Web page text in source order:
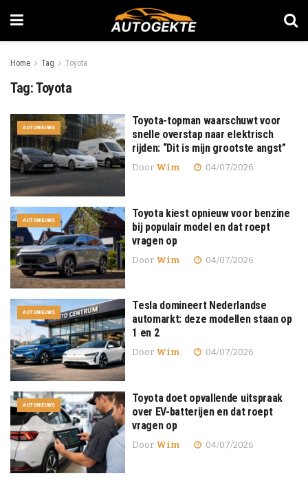
Home Tag Toyota
Tag:Toyota
AUTONIEUWS
Toyota-topman waarschuwt voor
snelle overstap naar elektrisch
rijden: “Dit is mijn grootste angst”
Door Wim 04/07/2026
AUTONIEUWS
Toyota kiest opnieuw voor benzine
bij populair model en dat roept
vragen op
Door Wim 04/07/2026
AUTONIEUWS
Tesla domineert Nederlandse
automarkt: deze modellen staan op
1 en 2
Door Wim 04/07/2026
AUTONIEUWS
Toyota doet opvallende uitspraak
over EV-batterijen en dat roept
vragen op
Door Wim 04/07/2026